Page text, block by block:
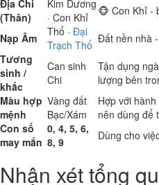
Địa Chi
(Thân)
Kim Dương
· Con Khỉ
🐵 Con Khỉ -
Nạp Âm
Thổ · Đại
Trạch Thổ Đất nền nhà
Tương
sinh /
khắc
Can sinh
Chi
Tận dụng
lượng bên
Màu hợp
mệnh
Vàng đất
Bạc/Xám
Hợp với
nên dùng để
Con số
may mắn
0, 4, 5, 6,
8, 9
Dùng cho
Nhận xét tổng